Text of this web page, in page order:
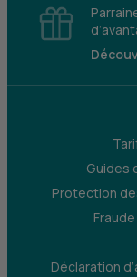
Guides
Protection
Déclaration